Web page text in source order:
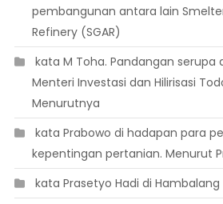
pembangunan antara lain
Refinery (SGAR)
 kata M Toha. Pandangan
Menteri Investasi dan Hilirisasi
Menurutnya
 kata Prabowo di hadapan para
kepentingan pertanian. Menurut
 kata Prasetyo Hadi di Hambalang